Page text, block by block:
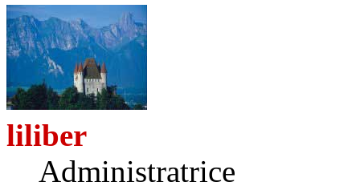
liliber
Administratrice